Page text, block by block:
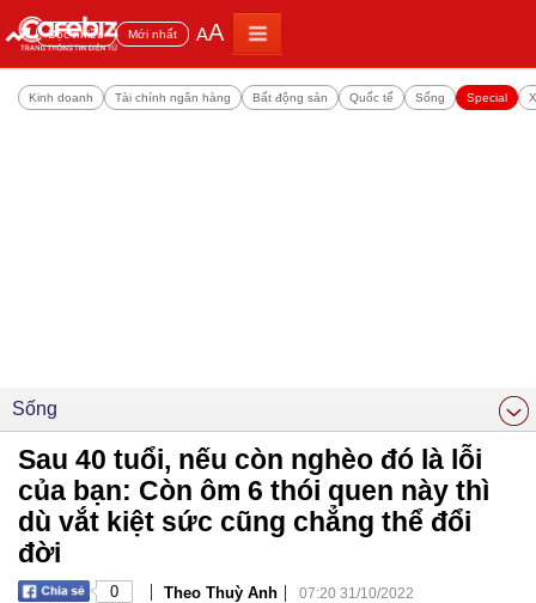
Đọc nhiều Mới nhất AA
Kinh doanh Tài chính ngân hàng Bất động sản Quốc tế Sống Special
Sống
Sau 40 tuổi, nếu còn nghèo đó là lỗi
của bạn: Còn ôm 6 thói quen này thì
dù vắt kiệt sức cũng chẳng thể đổi
đời
0 | Theo Thuỳ Anh | 07:20 31/10/2022